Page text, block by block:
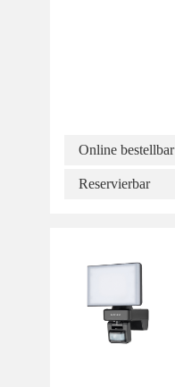
Online bestellbar
Reservierbar